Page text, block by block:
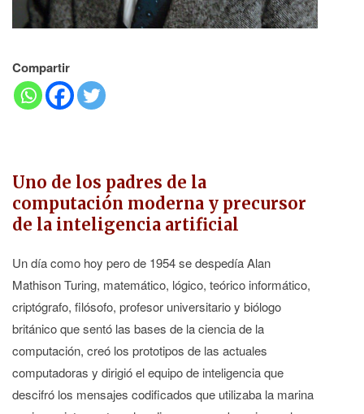
Compartir
Uno de los padres de la
computación moderna y precursor
de la inteligencia artificial
Un día como hoy pero de 1954 se despedía Alan
Mathison Turing, matemático, lógico, teórico informático,
criptógrafo, filósofo, profesor universitario y biólogo
británico que sentó las bases de la ciencia de la
computación, creó los prototipos de las actuales
computadoras y dirigió el equipo de inteligencia que
descifró los mensajes codificados que utilizaba la marina